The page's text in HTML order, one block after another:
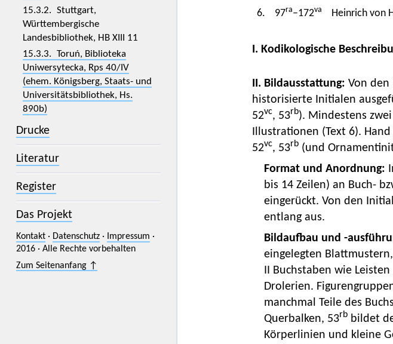
15.3.2. Stuttgart,
Württembergische
Landesbibliothek, HB XIII 11
15.3.3. Toruń, Biblioteka
Uniwersytecka, Rps 40/IV
(ehem. Königsberg, Staats- und
Universitätsbibliothek, Hs.
890b)
Drucke
Literatur
Register
Das Projekt
Kontakt· Datenschutz· Impressum ·
2016 · Alle Rechte vorbehalten
Zum Seitenanfang ↑
6.
97ra–172va Heinrich von
I. Kodikologische
II. Bildausstattung: Von den
historisierte Initialen
52vc, 53rb). Mindestens
Illustrationen (Text 6). Hand
52vc, 53rb(und
Format und Anordnung:
bis 14 Zeilen) an Buch-
eingerückt. Von den
entlang aus.
Bildaufbau und -
eingelegten
II Buchstaben wie
Drolerien.
manchmal Teile des
Querbalken, 53rbbildet
Körperlinien und kleine